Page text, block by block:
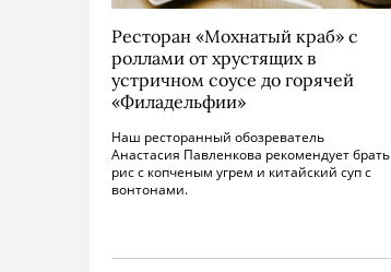
Ресторан «Мохнатый краб» с
роллами от хрустящих в
устричном соусе до горячей
«Филадельфии»
Наш ресторанный обозреватель
Анастасия Павленкова рекомендует брать
рис с копченым угрем и китайский суп с
вонтонами.